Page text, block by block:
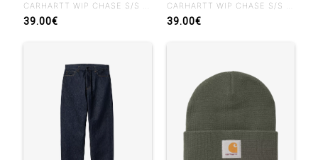
CARHARTT WIP CHASE S/S T-SHIRT SHUNGITE
39.00€
CARHARTT WIP CHASE S/S T-SHIRT PALISANDER
39.00€